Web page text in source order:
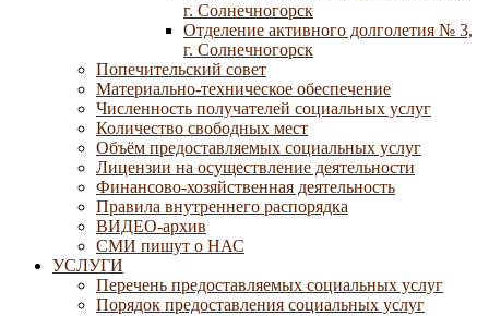
г. Солнечногорск
Отделение активного долголетия № 3,
г. Солнечногорск
Попечительский совет
Материально-техническое обеспечение
Численность получателей социальных услуг
Количество свободных мест
Объём предоставляемых социальных услуг
Лицензии на осуществление деятельности
Финансово-хозяйственная деятельность
Правила внутреннего распорядка
ВИДЕО-архив
СМИ пишут о НАС
УСЛУГИ
Перечень предоставляемых социальных услуг
Порядок предоставления социальных услуг